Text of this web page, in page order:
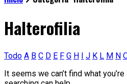
Halterofilia
Todo A B C D E F G H I J K L M N
It seems we can’t find what